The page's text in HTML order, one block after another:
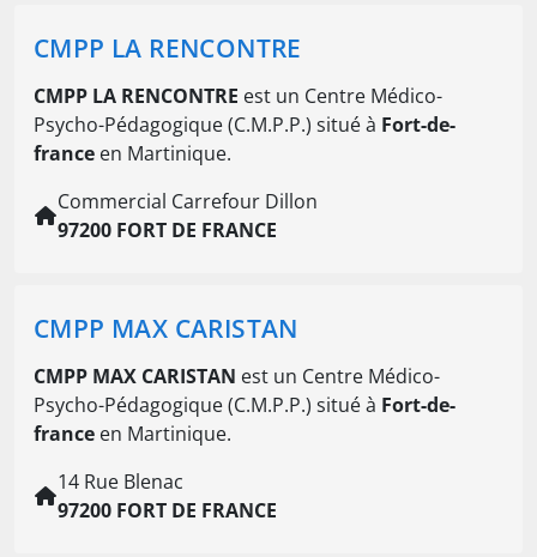
CMPP LA RENCONTRE
CMPP LA RENCONTRE est un Centre Médico-
Psycho-Pédagogique (C.M.P.P.) situé à Fort-de-
france en Martinique.
Commercial Carrefour Dillon
97200 FORT DE FRANCE
CMPP MAX CARISTAN
CMPP MAX CARISTAN est un Centre Médico-
Psycho-Pédagogique (C.M.P.P.) situé à Fort-de-
france en Martinique.
14 Rue Blenac
97200 FORT DE FRANCE